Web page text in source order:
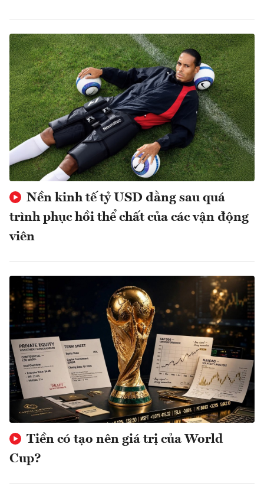
Nền kinh tế tỷ USD đằng sau quá
trình phục hồi thể chất của các vận động
viên
Tiền có tạo nên giá trị của World
Cup?